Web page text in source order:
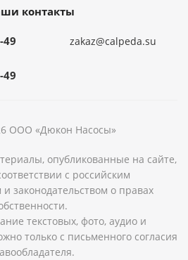
контакты
49
49
zakaz@calpeda.su
ООО «Дюкон Насосы»
опубликованные на сайте,
с российским
и законодательством о правах
текстовых, фото, аудио и
только с письменного согласия